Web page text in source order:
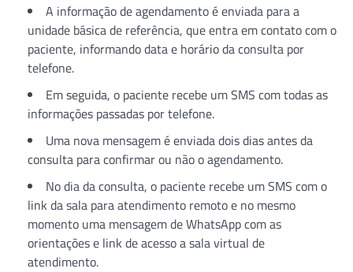
A informação de agendamento é enviada para a
unidade básica de referência, que entra em contato com o
paciente, informando data e horário da consulta por
telefone.
Em seguida, o paciente recebe um SMS com todas as
informações passadas por telefone.
Uma nova mensagem é enviada dois dias antes da
consulta para confirmar ou não o agendamento.
No dia da consulta, o paciente recebe um SMS com o
link da sala para atendimento remoto e no mesmo
momento uma mensagem de WhatsApp com as
orientações e link de acesso a sala virtual de
atendimento.